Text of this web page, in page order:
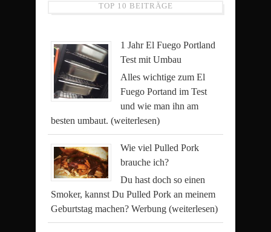
TOP 10 BEITRÄGE
1 Jahr El Fuego Portland
Test mit Umbau
Alles wichtige zum El
Fuego Portand im Test
und wie man ihn am
besten umbaut. (weiterlesen)
Wie viel Pulled Pork
brauche ich?
Du hast doch so einen
Smoker, kannst Du Pulled Pork an meinem
Geburtstag machen? Werbung (weiterlesen)